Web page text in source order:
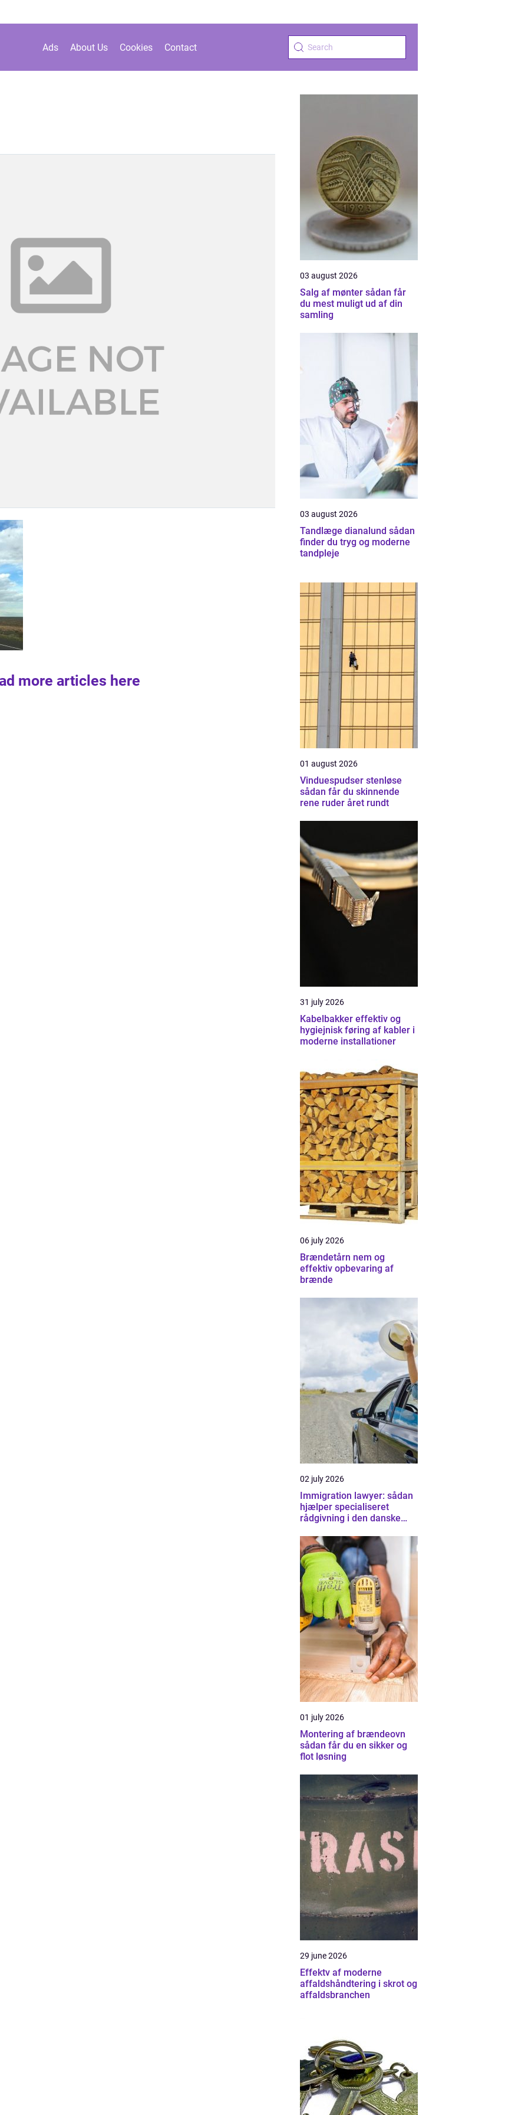
Ads About Us Cookies Contact
more articles here
03 august 2026
Salg af mønter sådan får
du mest muligt ud af din
samling
03 august 2026
Tandlæge dianalund sådan
finder du tryg og moderne
tandpleje
01 august 2026
Vinduespudser stenløse
sådan får du skinnende
rene ruder året rundt
31 july 2026
Kabelbakker effektiv og
hygiejnisk føring af kabler i
moderne installationer
06 july 2026
Brændetårn nem og
effektiv opbevaring af
brænde
02 july 2026
Immigration lawyer: sådan
hjælper specialiseret
rådgivning i den danske
01 july 2026
Montering af brændeovn
sådan får du en sikker og
flot løsning
29 june 2026
Effektv af moderne
affaldshåndtering i skrot og
affaldsbranchen